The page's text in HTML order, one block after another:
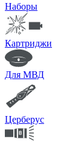
Наборы
Картриджи
Для МВД
Церберус